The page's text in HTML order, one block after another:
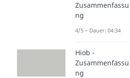
Zusammenfassu
ng
4/5 – Dauer: 04:34
Hiob -
Zusammenfassu
ng